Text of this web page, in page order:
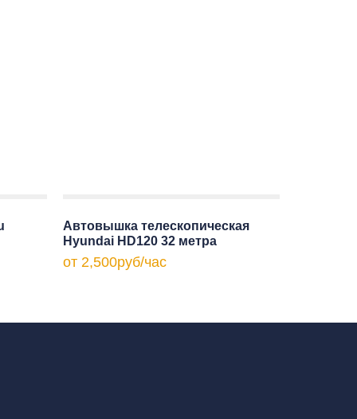
Автовышка телескопическая
Hyundai HD120 32 метра
от 2,500руб/час